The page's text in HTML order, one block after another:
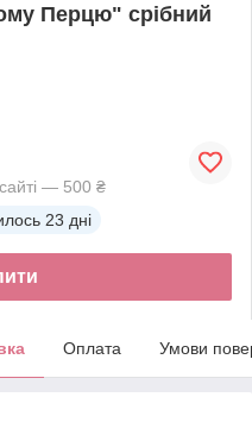
Перцю" срібний
— 500 ₴
23 дні
Оплата Умови